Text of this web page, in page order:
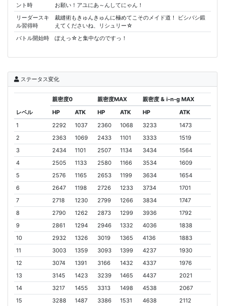
ント時
お願い！アユにあ～んしてにゃん！
リーダースキ
ル習得時
裁縫術もきゅんきゅんに極めてこそのメイド道！ ビシバシ鍛
えてくださいね、リシュリー☆
バトル開始時
ぽえっ☆と集中なのですっ！
ステータス変化
レベル
親密度0 親密度MAX
親密度 & i-n-g MAX
HP
ATK HP ATK HP
ATK
1
2292 1037 2360 1068 3233
1473
2
2363 1069 2433 1101 3333
1519
3
2434 1101 2507 1134 3434
1564
4
2505 1133 2580 1166 3534
1609
5
2576 1165 2653 1199 3634
1654
6
2647 1198 2726 1233 3734
1701
7
2718 1230 2799 1266 3834
1747
8
2790 1262 2873 1299 3936
1792
9
2861 1294 2946 1332 4036
1838
10
2932 1326 3019 1365 4136
1883
11
3003 1359 3093 1399 4237
1930
12
3074 1391 3166 1432 4337
1976
13
3145 1423 3239 1465 4437
2021
14
3217 1455 3313 1498 4538
2067
15
3288 1487 3386 1531 4638
2112